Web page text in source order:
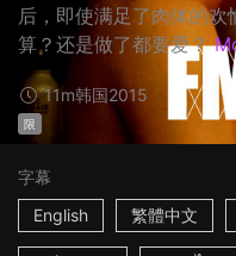
后，即使满足了肉体的
算？还是做了都要爱？
11m韩国2015
限
字幕
English
繁體中文